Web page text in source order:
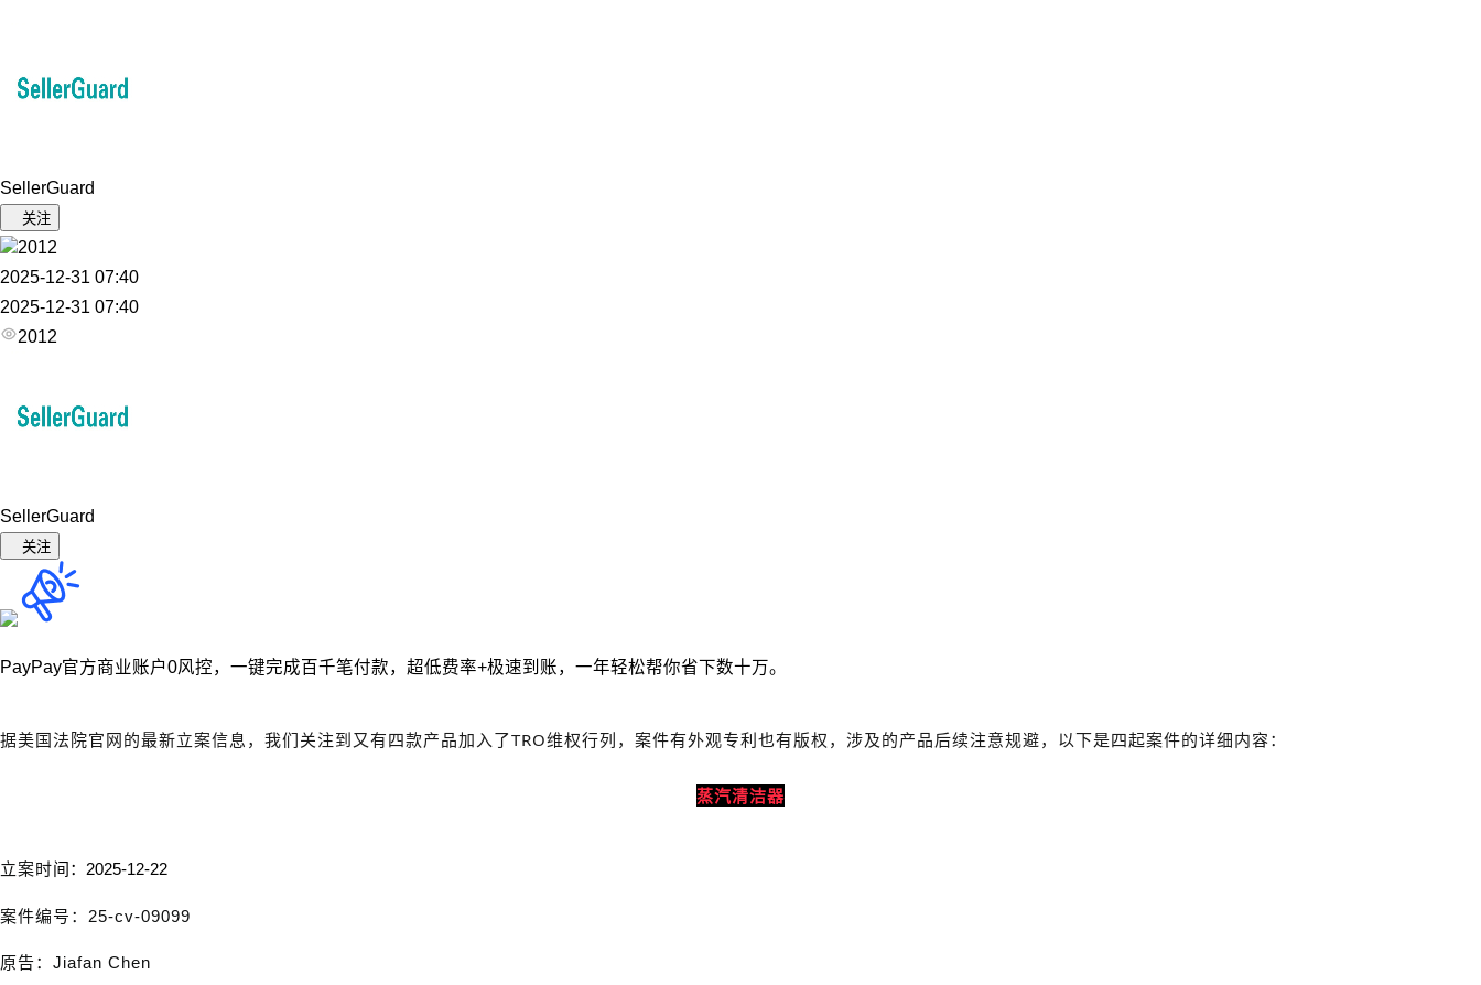
SellerGuard
关注
2012
2025-12-31 07:40
2025-12-31 07:40
2012
SellerGuard
关注
PayPay官方商业账户0风控， 一键完成百千笔付款，超低费率+极速到账，一年轻松帮你省下数十万。
据美国法院官网的最新立案信息，我们关注到又有四款产品加入了TRO维权行列，案件有外观专利也有版权，涉及的产品后续注意规避，以下是四起案件的详细内容：
蒸汽清洁器
立案时间：2025-12-22
案件编号：25-cv-09099
原告：Jiafan Chen